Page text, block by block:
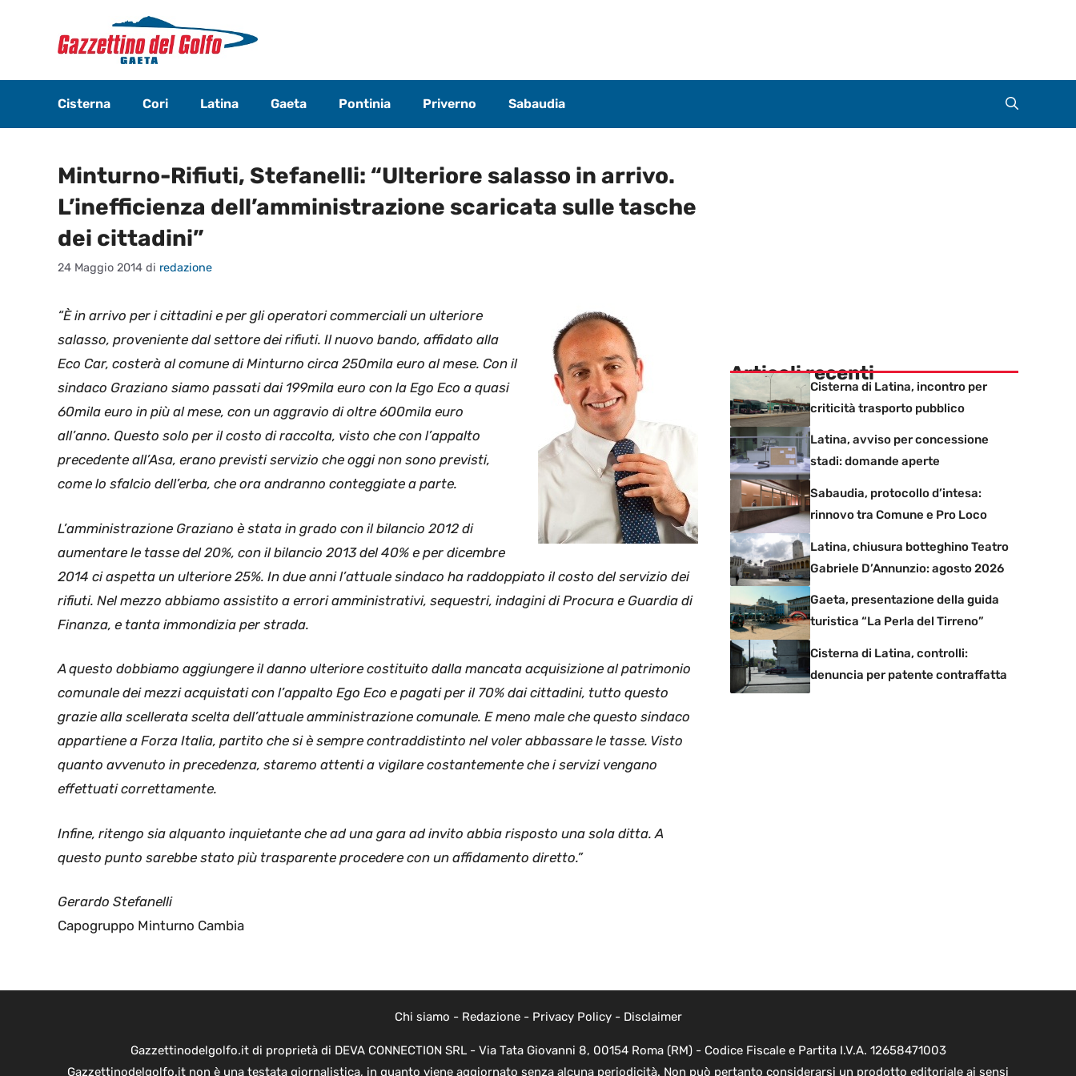
contenuto
Cisterna Cori Latina Gaeta Pontinia Priverno Sabaudia
Minturno-Rifiuti, Stefanelli: “Ulteriore salasso in arrivo.
L’inefficienza dell’amministrazione scaricata sulle tasche
dei cittadini”
24 Maggio 2014 di redazione
“È in arrivo per i cittadini e per gli operatori commerciali un ulteriore
salasso, proveniente dal settore dei rifiuti. Il nuovo bando, affidato alla
Eco Car, costerà al comune di Minturno circa 250mila euro al mese. Con il
sindaco Graziano siamo passati dai 199mila euro con la Ego Eco a quasi
60mila euro in più al mese, con un aggravio di oltre 600mila euro
all’anno. Questo solo per il costo di raccolta, visto che con l’appalto
precedente all’Asa, erano previsti servizio che oggi non sono previsti,
come lo sfalcio dell’erba, che ora andranno conteggiate a parte.
L’amministrazione Graziano è stata in grado con il bilancio 2012 di
aumentare le tasse del 20%, con il bilancio 2013 del 40% e per dicembre
2014 ci aspetta un ulteriore 25%. In due anni l’attuale sindaco ha raddoppiato il costo del servizio dei
rifiuti. Nel mezzo abbiamo assistito a errori amministrativi, sequestri, indagini di Procura e Guardia di
Finanza, e tanta immondizia per strada.
A questo dobbiamo aggiungere il danno ulteriore costituito dalla mancata acquisizione al patrimonio
comunale dei mezzi acquistati con l’appalto Ego Eco e pagati per il 70% dai cittadini, tutto questo
grazie alla scellerata scelta dell’attuale amministrazione comunale. E meno male che questo sindaco
appartiene a Forza Italia, partito che si è sempre contraddistinto nel voler abbassare le tasse. Visto
quanto avvenuto in precedenza, staremo attenti a vigilare costantemente che i servizi vengano
effettuati correttamente.
Infine, ritengo sia alquanto inquietante che ad una gara ad invito abbia risposto una sola ditta. A
questo punto sarebbe stato più trasparente procedere con un affidamento diretto.”
Gerardo Stefanelli
Capogruppo Minturno Cambia
Articoli recenti
Cisterna di Latina, incontro per
criticità trasporto pubblico
Latina, avviso per concessione
stadi: domande aperte
Sabaudia, protocollo d’intesa:
rinnovo tra Comune e Pro Loco
Latina, chiusura botteghino Teatro
Gabriele D’Annunzio: agosto 2026
Gaeta, presentazione della guida
turistica “La Perla del Tirreno”
Cisterna di Latina, controlli:
denuncia per patente contraffatta
Chi siamo - Redazione- Privacy Policy- Disclaimer
Gazzettinodelgolfo.it di proprietà di DEVA CONNECTION SRL - Via Tata Giovanni 8, 00154 Roma (RM) - Codice Fiscale e Partita I.V.A. 12658471003
Gazzettinodelgolfo.it non è una testata giornalistica, in quanto viene aggiornato senza alcuna periodicità. Non può pertanto considerarsi un prodotto editoriale ai sensi